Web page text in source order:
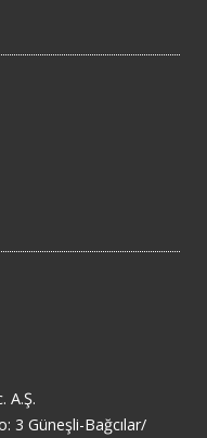
A.Ş.
3 Güneşli-Bağcılar/